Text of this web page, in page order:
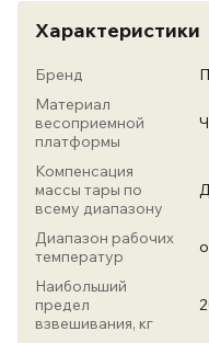
Характеристики
Бренд
Материал
весоприемной
платформы
Компенсация
массы тары по
всему диапазону
Диапазон рабочих
температур
Наибольший
предел
взвешивания, кг